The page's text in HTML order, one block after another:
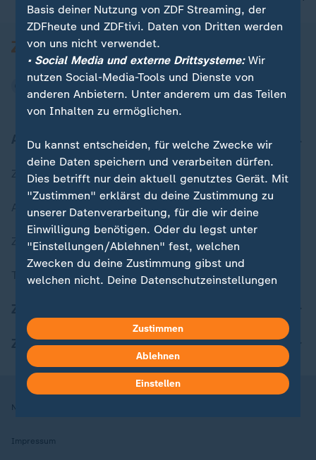
Aktuell bei ZDFheute
Zuletzt veröffentlicht
Aktuelle Sendungs-Videos
ZDFheute Stories
Themen im Überblick
ZDFheute Apps
Nutzungsbedingungen
Impressum
Basis deiner Nutzung von ZDF Streaming, der
ZDFheute und ZDFtivi. Daten von Dritten werden
von uns nicht verwendet.
• Social Media und externe Drittsysteme:Wir
nutzen Social-Media-Tools und Dienste von
anderen Anbietern. Unter anderem um das Teilen
von Inhalten zu ermöglichen.
Du kannst entscheiden, für welche Zwecke wir
deine Daten speichern und verarbeiten dürfen.
Dies betrifft nur dein aktuell genutztes Gerät. Mit
"Zustimmen" erklärst du deine Zustimmung zu
unserer Datenverarbeitung, für die wir deine
Einwilligung benötigen. Oder du legst unter
"Einstellungen/Ablehnen" fest, welchen
Zwecken du deine Zustimmung gibst und
welchen nicht. Deine Datenschutzeinstellungen
Hier findest du das Impressum.
Weitere Informationen findest du in unserer
Datenschutzerklärung.
Zustimmen
Ablehnen
Einstellen